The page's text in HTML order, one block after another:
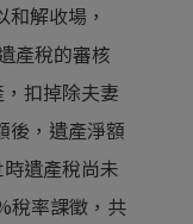
和解收場，
產稅的審核
扣掉除夫妻
後，遺產淨額
遺產稅尚未
稅率課徵，共